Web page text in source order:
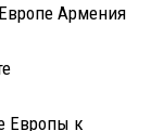
Армения
Европы к